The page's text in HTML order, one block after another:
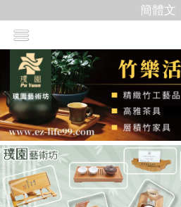
簡體文
<